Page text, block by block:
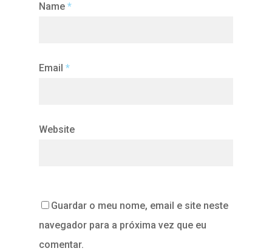
Name *
Email *
Website
Guardar o meu nome, email e site neste
navegador para a próxima vez que eu
comentar.